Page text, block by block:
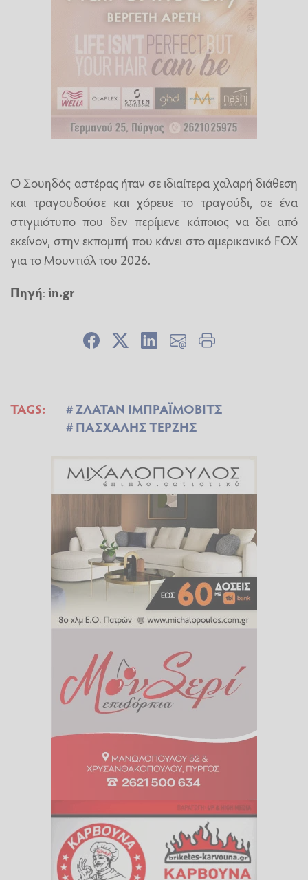
Ο Σουηδός αστέρας ήταν σε ιδιαίτερα χαλαρή διάθεση
και τραγουδούσε και χόρευε το τραγούδι, σε ένα
στιγμιότυπο που δεν περίμενε κάποιος να δει από
εκείνον, στην εκπομπή που κάνει στο αμερικανικό FOX
για το Μουντιάλ του 2026.
Πηγή:in.gr
TAGS:
ΖΛΑΤΑΝ ΙΜΠΡΑΪΜΟΒΙΤΣ
ΠΑΣΧΑΛΗΣ ΤΕΡΖΗΣ